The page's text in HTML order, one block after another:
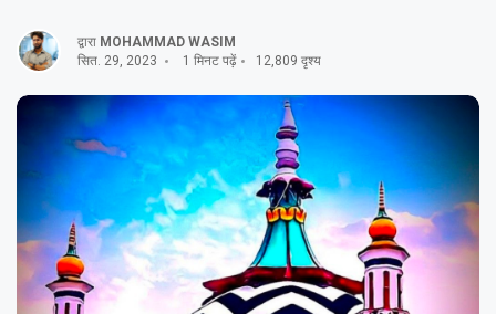
द्वारा MOHAMMAD WASIM
सित. 29, 2023
1 मिनट पढ़ें 12,809 दृश्य